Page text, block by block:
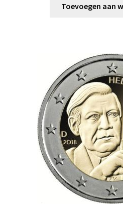
Toevoegen aan